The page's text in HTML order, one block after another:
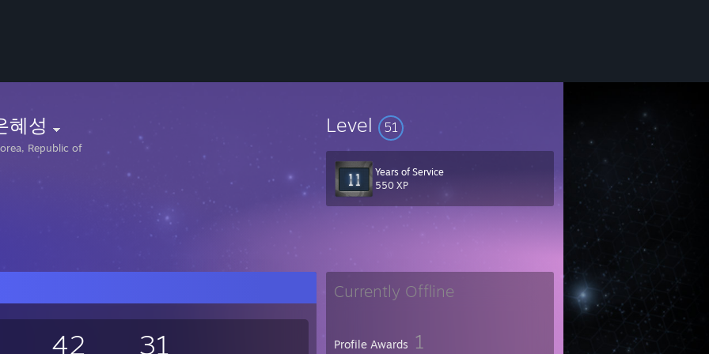
혜성
Republic of
Level 51
Years of Service
550 XP
Currently Offline
Profile Awards 1
42 31